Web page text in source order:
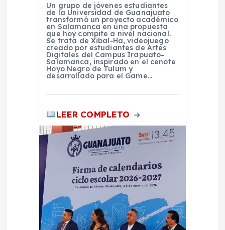
Un grupo de jóvenes estudiantes
de la Universidad de Guanajuato
transformó un proyecto académico
en Salamanca en una propuesta
que hoy compite a nivel nacional.
Se trata de Xibal-Ha, videojuego
creado por estudiantes de Artes
Digitales del Campus Irapuato–
Salamanca, inspirado en el cenote
Hoyo Negro de Tulum y
desarrollado para el Game…
LEER COMPLETO